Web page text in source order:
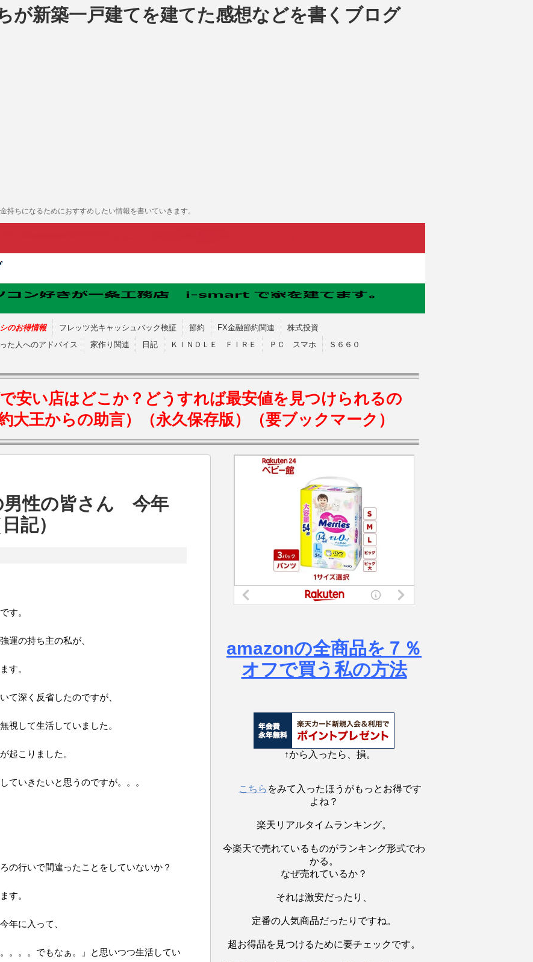
が新築一戸建てを建てた感想などを書くブログ
ちになるためにおすすめしたい情報を書いていきます。
のお得情報 フレッツ光キャッシュバック検証 節約 FX金融節約関連
株式投資
た人へのアドバイス 家作り関連 日記 ＫＩＮＤＬＥ ＦＩＲＥ ＰＣ スマホ
Ｓ６６０
安い店はどこか？どうすれば最安値を見つけられるの
大王からの助言）（永久保存版）（要ブックマーク）
男性の皆さん 今年
記）
。
運の持ち主の私が、
す。
て深く反省したのですが、
視して生活していました。
起こりました。
ていきたいと思うのですが。。。
の行いで間違ったことをしていないか？
す。
年に入って、
。。。でもなぁ。」と思いつつ生活してい
amazonの全商品を７％
オフで買う私の方法
↑から入ったら、損。
こちら をみて入ったほうがもっとお得です
よね？
楽天リアルタイムランキング。
今楽天で売れているものがランキング形式でわ
かる。
なぜ売れているか？
それは激安だったり、
定番の人気商品だったりですね。
超お得品を見つけるために要チェックです。